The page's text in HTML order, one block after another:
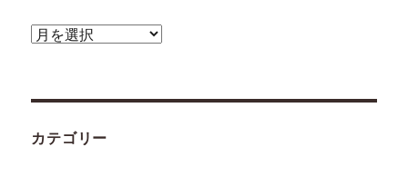
こ
の
カテゴリー